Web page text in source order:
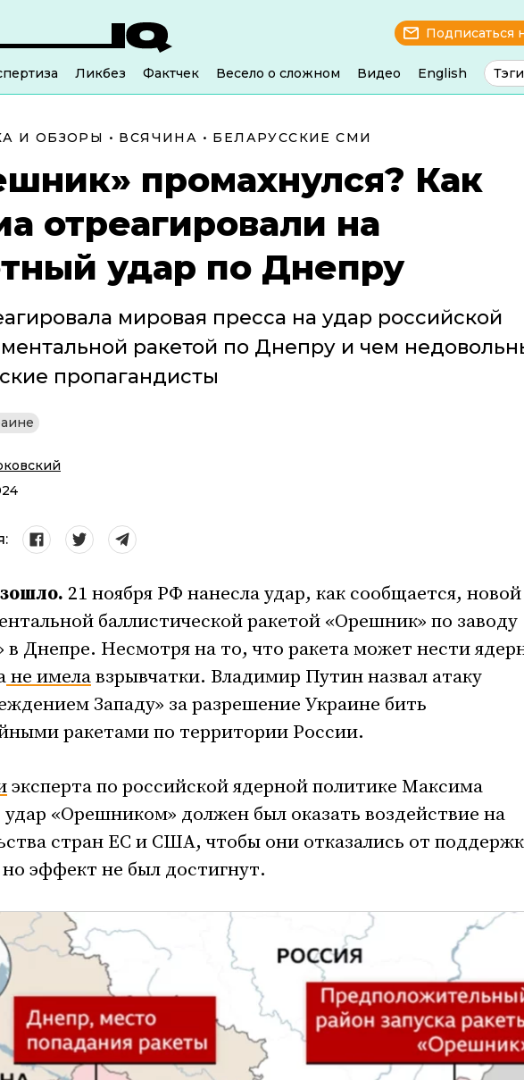
Подписаться
Ликбез Фактчек Весело о сложном Видео English Тэги
И ОБЗОРЫ • ВСЯЧИНА • БЕЛАРУССКИЕ СМИ
промахнулся? Как
отреагировали на
удар по Днепру
мировая пресса на удар российской
ракетой по Днепру и чем
пропагандисты
21 ноября РФ нанесла удар, как сообщается, новой
баллистической ракетой «Орешник» по заводу
Днепре. Несмотря на то, что ракета может нести
не имелавзрывчатки. Владимир Путин назвал атаку
Западу» за разрешение Украине бить
ракетами по территории России.
эксперта по российской ядерной политике Максима
удар «Орешником» должен был оказать воздействие на
стран ЕС и США, чтобы они отказались от
эффект не был достигнут.